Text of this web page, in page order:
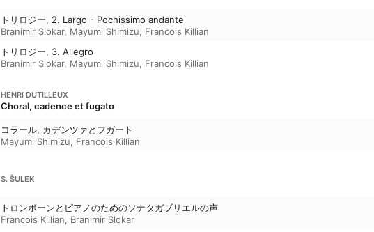
トリロジー, 2. Largo - Pochissimo andante
Branimir Slokar, Mayumi Shimizu, Francois Killian
トリロジー, 3. Allegro
Branimir Slokar, Mayumi Shimizu, Francois Killian
HENRI DUTILLEUX
Choral, cadence et fugato
コラール, カデンツァとフガート
Mayumi Shimizu, Francois Killian
S. ŠULEK
トロンボーンとピアノのためのソナタガブリエルの声
Francois Killian, Branimir Slokar